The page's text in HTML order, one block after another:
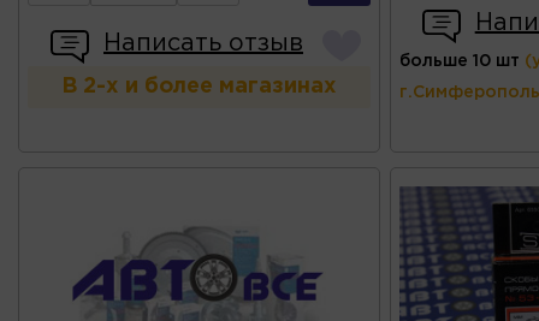
Написать отзыв
В 2-х и более магазинах
больше 10 шт